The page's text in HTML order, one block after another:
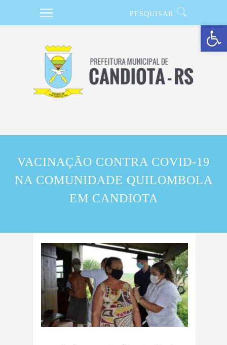
Barra de Ferramentas Aberta
VACINAÇÃO CONTRA COVID-19
NA COMUNIDADE QUILOMBOLA
EM CANDIOTA